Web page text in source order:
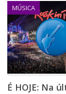
MÚSICA
É HOJE: Na